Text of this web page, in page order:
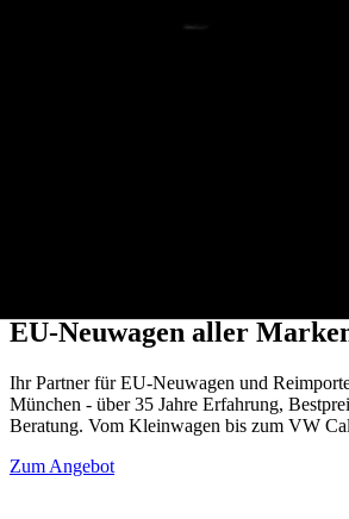
EU-Neuwagen aller
Ihr Partner für EU-Neuwagen und
München - über 35 Jahre Erfahrung,
Beratung. Vom Kleinwagen bis zum VW
Zum Angebot